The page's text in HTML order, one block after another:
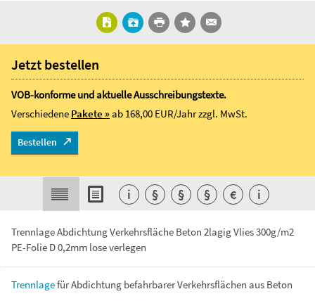
Trennlage Abdichtung Verkehrsfläche Beton 2lagig Vlies 300g/m2
PE-Folie D 0,2mm lose verlegen
TrennlagefürAbdichtung befahrbarerVerkehrsflächen aus Beton
Jetzt bestellen
VOB-konforme und aktuelle Ausschreibungstexte.
Verschiedene Pakete »ab 168,00 EUR/Jahrzzgl. MwSt.
Bestellen
i § § § € i